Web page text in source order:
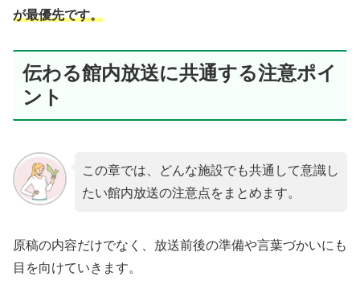
が最優先です。
伝わる館内放送に共通する注意ポイ
ント
この章では、どんな施設でも共通して意識し
たい館内放送の注意点をまとめます。
原稿の内容だけでなく、放送前後の準備や言葉づかいにも
目を向けていきます。